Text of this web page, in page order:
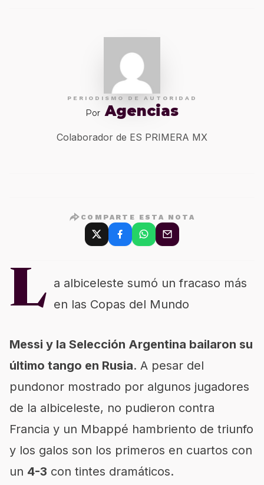
PERIODISMO DE AUTORIDAD
Por Agencias
Colaborador de ES PRIMERA MX
COMPARTE ESTA NOTA
L a albiceleste sumó un fracaso más
en las Copas del Mundo
Messi y la Selección Argentina bailaron su
último tango en Rusia. A pesar del
pundonor mostrado por algunos jugadores
de la albiceleste, no pudieron contra
Francia y un Mbappé hambriento de triunfo
y los galos son los primeros en cuartos con
un 4-3 con tintes dramáticos.